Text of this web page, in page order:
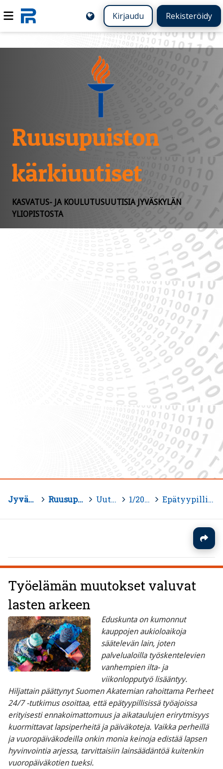
Kirjaudu Rekisteröidy
Ruusupuiston
kärkiuutiset
KASVATUS- JA KOULUTUSUUTISIA JYVÄSKYLÄN
YLIOPISTOSTA
Jyväskylän yliopisto Ruusupuiston kärkiuutiset Uutisarkisto 1/2016 Epätyypilliset työajat
Työelämän muutokset valuvat
lasten arkeen
Eduskunta on kumonnut
kauppojen aukioloaikoja
säätelevän lain, joten
palvelualoilla työskentelevien
vanhempien ilta- ja
viikonlopputyö lisääntyy.
Hiljattain päättynyt Suomen Akatemian rahoittama Perheet
24/7 -tutkimus osoittaa, että epätyypillisissä työajoissa
erityisesti ennakoimattomuus ja aikataulujen erirytmisyys
kuormittavat lapsiperheitä ja päiväkoteja. Vaikka perheillä
ja vuoropäiväkodeilla onkin monia keinoja edistää lapsen
hyvinvointia arjessa, tarvittaisiin lainsäädäntöä kuitenkin
vuoropäiväkotien tueksi.